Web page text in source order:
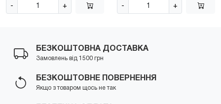
- + - +
БЕЗКОШТОВНА ДОСТАВКА
Замовлень від 1500 грн
БЕЗКОШТОВНЕ ПОВЕРНЕННЯ
Якщо з товаром щось не так